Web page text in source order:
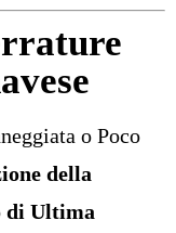
o Poco
della
di Ultima